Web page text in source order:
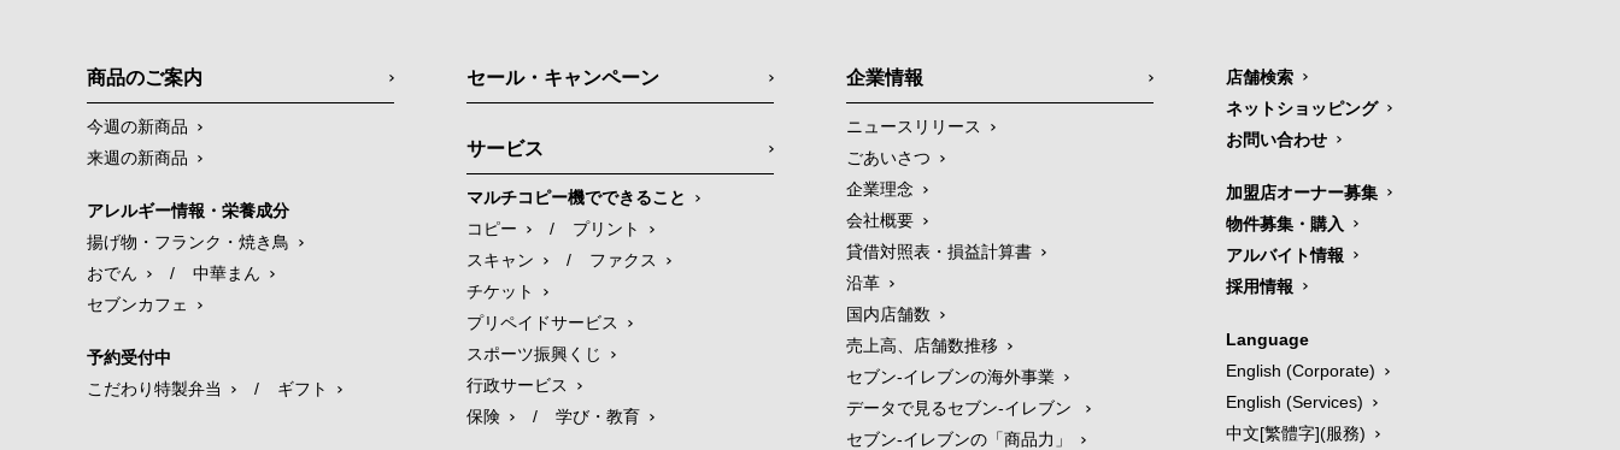
商品のご案内
今週の新商品
来週の新商品
アレルギー情報・栄養成分
揚げ物・フランク・焼き鳥
おでん
/
中華まん
セブンカフェ
予約受付中
こだわり特製弁当
/ ギフト
セール・キャンペーン
サービス
マルチコピー機でできること
コピー
/
プリント
スキャン
/
ファクス
チケット
プリペイドサービス
スポーツ振興くじ
行政サービス
保険
/ 学び・教育
企業情報
ニュースリリース
ごあいさつ
企業理念
会社概要
貸借対照表・損益計算書
沿革
国内店舗数
売上高、店舗数推移
セブン‐イレブンの海外事業
データで見るセブン‐イレブン
セブン‐イレブンの「商品力」
店舗検索
ネットショッピング
お問い合わせ
加盟店オーナー募集
物件募集・購入
アルバイト情報
採用情報
Language
English (Corporate)
English (Services)
中文[繁體字](服務)